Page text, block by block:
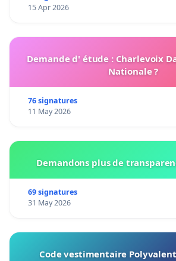
15 Apr 2026
Demande d' étude : Charlevoix
Nationale ?
76 signatures
11 May 2026
Demandons plus de
69 signatures
31 May 2026
Code vestimentaire